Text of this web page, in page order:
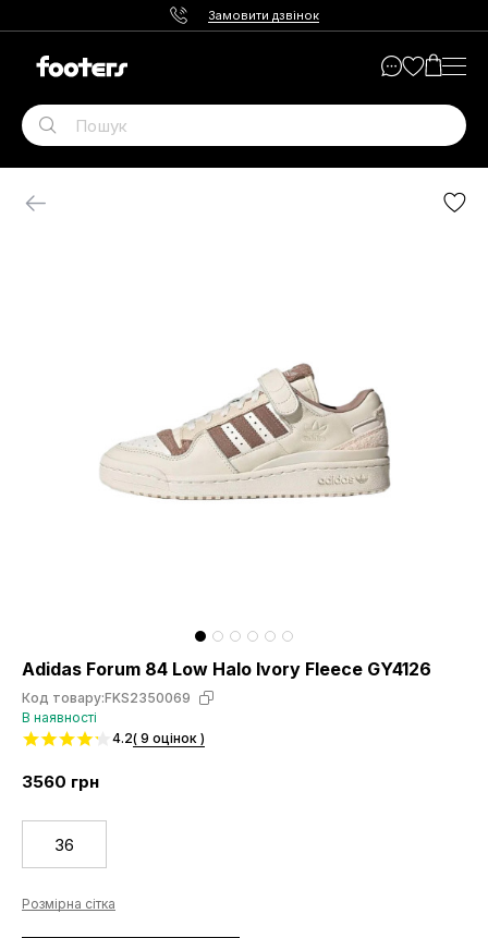
Замовити дзвінок
Adidas Forum 84 Low Halo Ivory Fleece GY4126
Код товару:FKS2350069
В наявності
4.2( 9 оцінок )
3560 грн
36
Розмірна сітка